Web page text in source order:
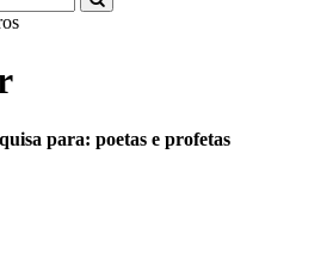
para: poetas e profetas